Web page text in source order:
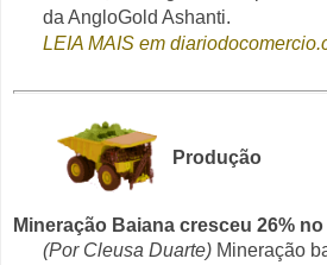
da AngloGold Ashanti.
LEIA MAIS em
Produção
Mineração Baiana cresceu 26% no
(Por Cleusa Duarte)Mineração